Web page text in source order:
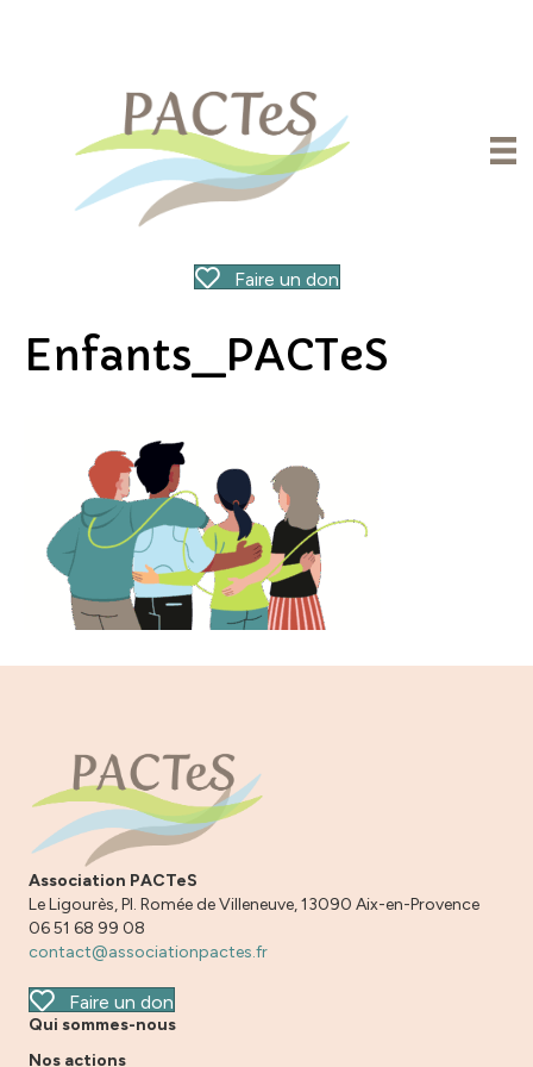
Faire un don
Enfants_PACTeS
Association PACTeS
Le Ligourès, Pl. Romée de Villeneuve, 13090 Aix-en-Provence
06 51 68 99 08
contact@associationpactes.fr
Faire un don
Qui sommes-nous
Nos actions